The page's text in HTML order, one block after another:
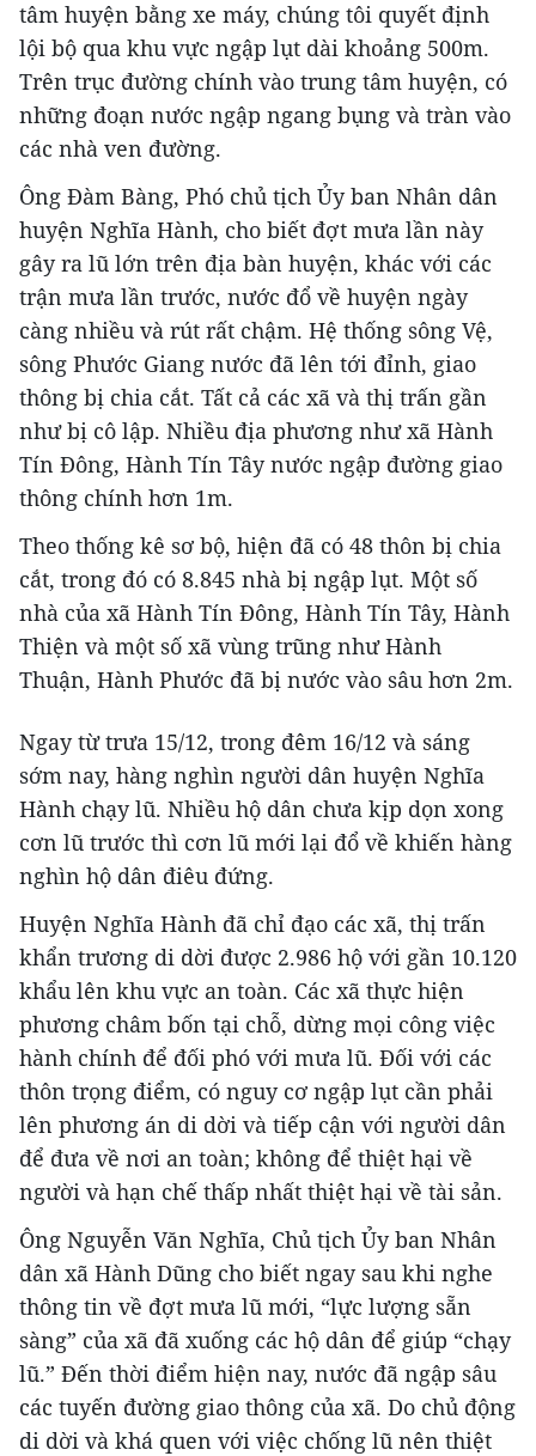
tâm huyện bằng xe máy, chúng tôi quyết định
lội bộ qua khu vực ngập lụt dài khoảng 500m.
Trên trục đường chính vào trung tâm huyện, có
những đoạn nước ngập ngang bụng và tràn vào
các nhà ven đường.
Ông Đàm Bàng, Phó chủ tịch Ủy ban Nhân dân
huyện Nghĩa Hành, cho biết đợt mưa lần này
gây ra lũ lớn trên địa bàn huyện, khác với các
trận mưa lần trước, nước đổ về huyện ngày
càng nhiều và rút rất chậm. Hệ thống sông Vệ,
sông Phước Giang nước đã lên tới đỉnh, giao
thông bị chia cắt. Tất cả các xã và thị trấn gần
như bị cô lập. Nhiều địa phương như xã Hành
Tín Đông, Hành Tín Tây nước ngập đường giao
thông chính hơn 1m.
Theo thống kê sơ bộ, hiện đã có 48 thôn bị chia
cắt, trong đó có 8.845 nhà bị ngập lụt. Một số
nhà của xã Hành Tín Đông, Hành Tín Tây, Hành
Thiện và một số xã vùng trũng như Hành
Thuận, Hành Phước đã bị nước vào sâu hơn 2m.
Ngay từ trưa 15/12, trong đêm 16/12 và sáng
sớm nay, hàng nghìn người dân huyện Nghĩa
Hành chạy lũ. Nhiều hộ dân chưa kịp dọn xong
cơn lũ trước thì cơn lũ mới lại đổ về khiến hàng
nghìn hộ dân điêu đứng.
Huyện Nghĩa Hành đã chỉ đạo các xã, thị trấn
khẩn trương di dời được 2.986 hộ với gần 10.120
khẩu lên khu vực an toàn. Các xã thực hiện
phương châm bốn tại chỗ, dừng mọi công việc
hành chính để đối phó với mưa lũ. Đối với các
thôn trọng điểm, có nguy cơ ngập lụt cần phải
lên phương án di dời và tiếp cận với người dân
để đưa về nơi an toàn; không để thiệt hại về
người và hạn chế thấp nhất thiệt hại về tài sản.
Ông Nguyễn Văn Nghĩa, Chủ tịch Ủy ban Nhân
dân xã Hành Dũng cho biết ngay sau khi nghe
thông tin về đợt mưa lũ mới, “lực lượng sẵn
sàng” của xã đã xuống các hộ dân để giúp “chạy
lũ.” Đến thời điểm hiện nay, nước đã ngập sâu
các tuyến đường giao thông của xã. Do chủ động
di dời và khá quen với việc chống lũ nên thiệt